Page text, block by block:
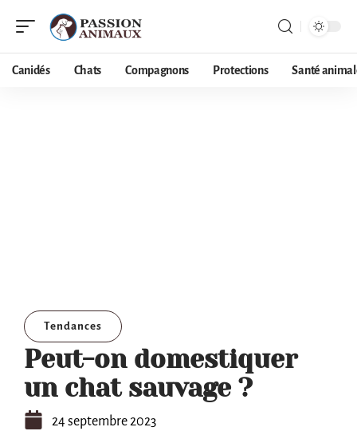
Canidés Chats Compagnons Protections Santé
Tendances
Peut-on domestiquer
un chat sauvage ?
24 septembre 2023